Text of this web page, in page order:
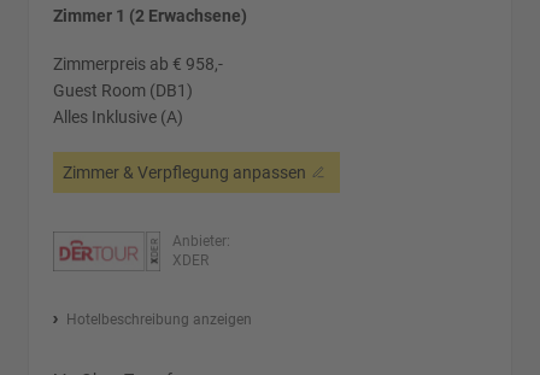
Zimmer 1 (2 Erwachsene)
Zimmerpreis ab € 958,-
Guest Room (DB1)
Alles Inklusive (A)
Zimmer & Verpflegung anpassen
Anbieter:
XDER
Hotelbeschreibung anzeigen